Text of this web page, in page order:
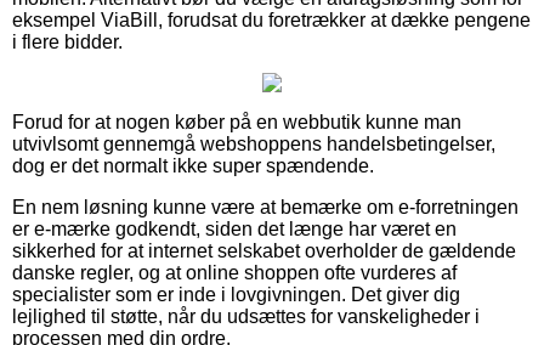
eksempel ViaBill, forudsat du foretrækker at dække pengene
i flere bidder.
Forud for at nogen køber på en webbutik kunne man
utvivlsomt gennemgå webshoppens handelsbetingelser,
dog er det normalt ikke super spændende.
En nem løsning kunne være at bemærke om e-forretningen
er e-mærke godkendt, siden det længe har været en
sikkerhed for at internet selskabet overholder de gældende
danske regler, og at online shoppen ofte vurderes af
specialister som er inde i lovgivningen. Det giver dig
lejlighed til støtte, når du udsættes for vanskeligheder i
processen med din ordre.